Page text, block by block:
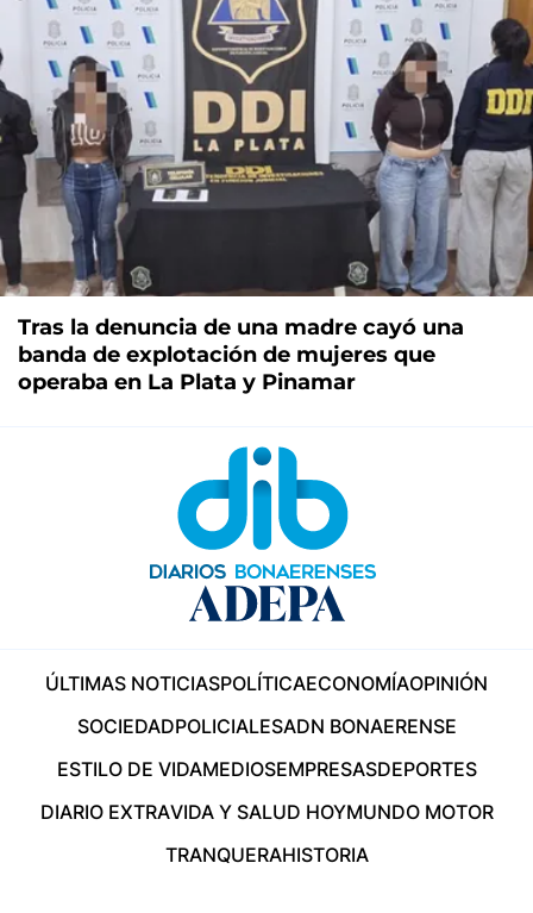
Tras la denuncia de una madre cayó una
banda de explotación de mujeres que
operaba en La Plata y Pinamar
ÚLTIMAS NOTICIASPOLÍTICAECONOMÍAOPINIÓN
SOCIEDADPOLICIALESADN BONAERENSE
ESTILO DE VIDAMEDIOSEMPRESASDEPORTES
DIARIO EXTRAVIDA Y SALUD HOYMUNDO MOTOR
TRANQUERAHISTORIA